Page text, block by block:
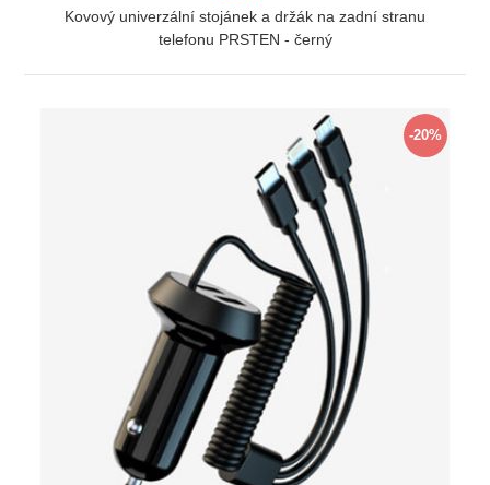
Kovový univerzální stojánek a držák na zadní stranu
telefonu PRSTEN - černý
-20%